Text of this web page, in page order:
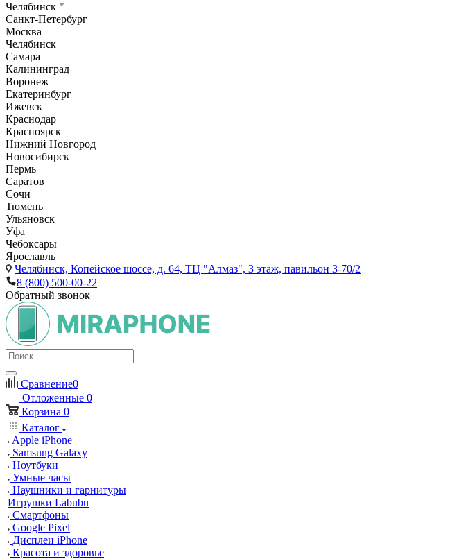
Челябинск
Санкт-Петербург
Москва
Челябинск
Самара
Калининград
Воронеж
Екатеринбург
Ижевск
Краснодар
Красноярск
Нижний Новгород
Новосибирск
Пермь
Саратов
Сочи
Тюмень
Ульяновск
Уфа
Чебоксары
Ярославль
Челябинск, Копейское шоссе, д. 64, ТЦ "Алмаз", 3 этаж, павильон 3-70/2
8 (800) 500-00-22
Обратный звонок
Сравнение0
Отложенные 0
Корзина 0
Каталог
Apple iPhone
Samsung Galaxy
Ноутбуки
Умные часы
Наушники и гарнитуры
Игрушки Labubu
Смартфоны
Google Pixel
Дисплеи iPhone
Красота и здоровье